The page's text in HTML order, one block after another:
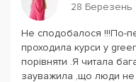
28 Березень
Не сподобалося !!!По-
проходила курси у
порівняти .Я читала
зауважила ,що люди не